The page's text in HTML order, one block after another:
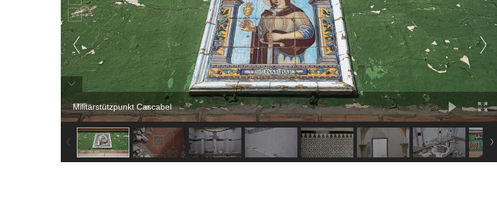
Militärstützpunkt Cascabel